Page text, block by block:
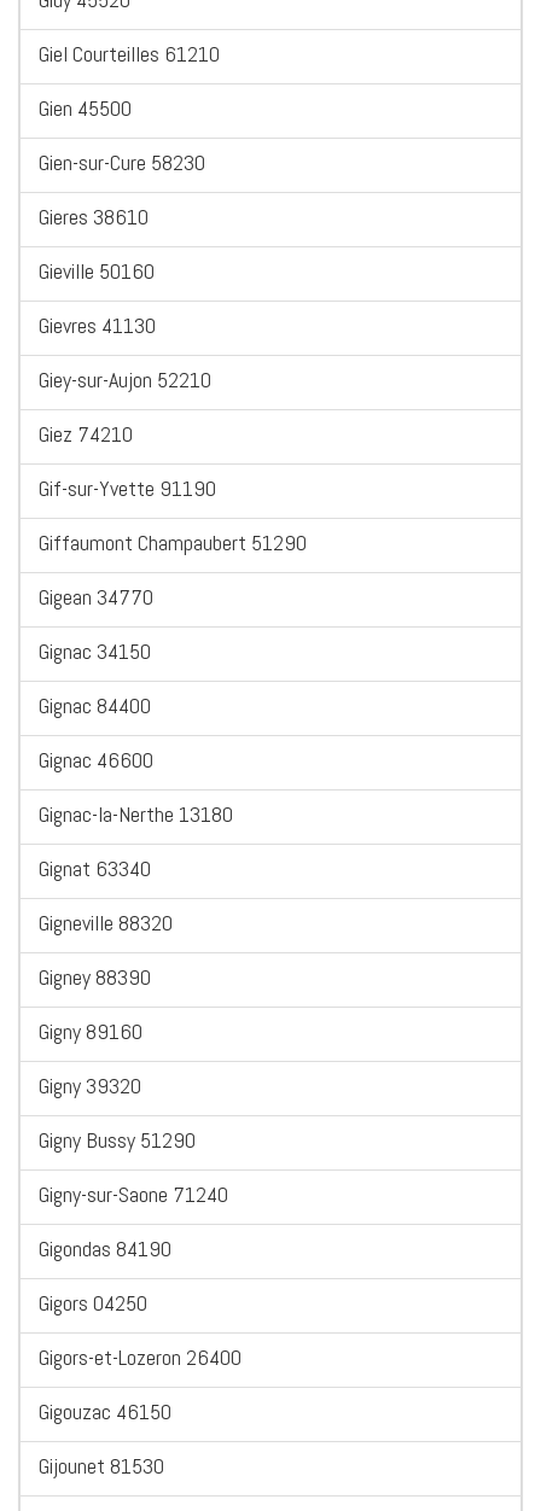
Giel Courteilles 61210
Gien 45500
Gien-sur-Cure 58230
Gieres 38610
Gieville 50160
Gievres 41130
Giey-sur-Aujon 52210
Giez 74210
Gif-sur-Yvette 91190
Giffaumont Champaubert 51290
Gigean 34770
Gignac 34150
Gignac 84400
Gignac 46600
Gignac-la-Nerthe 13180
Gignat 63340
Gigneville 88320
Gigney 88390
Gigny 89160
Gigny 39320
Gigny Bussy 51290
Gigny-sur-Saone 71240
Gigondas 84190
Gigors 04250
Gigors-et-Lozeron 26400
Gigouzac 46150
Gijounet 81530